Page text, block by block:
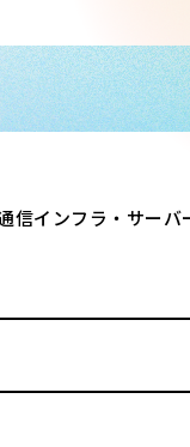
信インフラ・サーバ